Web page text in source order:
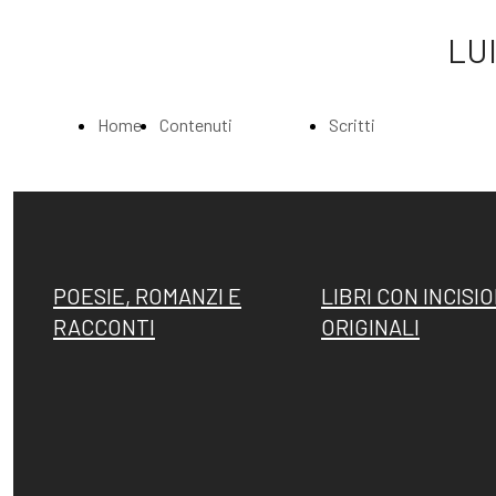
Home
Page
Contenuti
Index
Scritti
Index
Bartolini
POESIE, ROMANZI E
RACCONTI
LIBRI CON
ORIGINALI